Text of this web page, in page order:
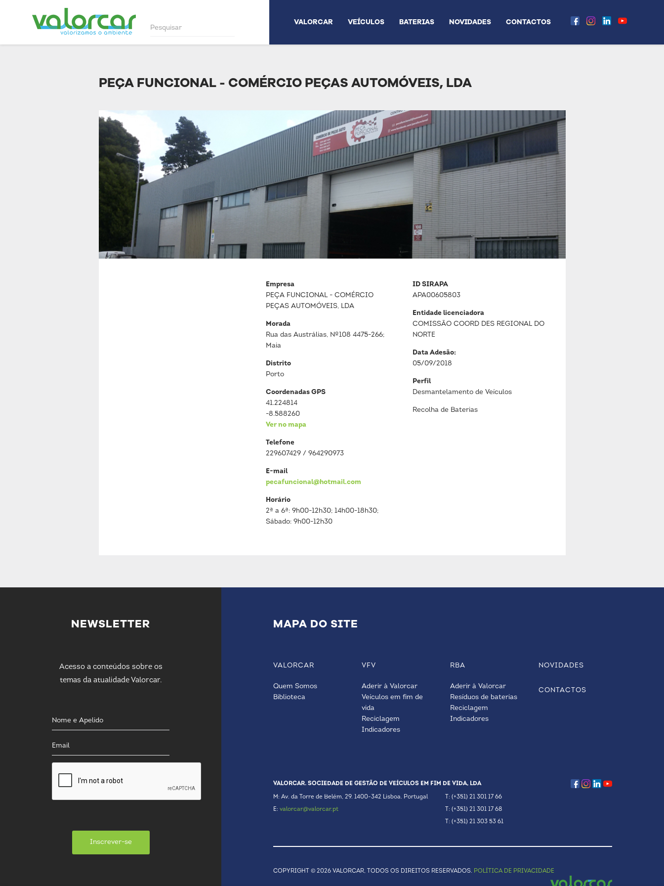
VALORCAR VEÍCULOS BATERIAS NOVIDADES CONTACTOS
PEÇA FUNCIONAL - COMÉRCIO PEÇAS AUTOMÓVEIS, LDA
Empresa
PEÇA FUNCIONAL - COMÉRCIO
PEÇAS AUTOMÓVEIS, LDA
Morada
Rua das Austrálias, Nº108 4475-266;
Maia
Distrito
Porto
Coordenadas GPS
41.224814
-8.588260
Ver no mapa
Telefone
229607429 / 964290973
E-mail
pecafuncional@hotmail.com
Horário
2ª a 6ª: 9h00-12h30; 14h00-18h30;
Sábado: 9h00-12h30
ID SIRAPA
APA00605803
Entidade licenciadora
COMISSÃO COORD DES REGIONAL DO
NORTE
Data Adesão:
05/09/2018
Perfil
Desmantelamento de Veículos
Recolha de Baterias
NEWSLETTER
Acesso a conteúdos sobre os
temas da atualidade Valorcar.
Inscrever-se
MAPA DO SITE
VALORCAR
Quem Somos
Biblioteca
VFV
Aderir à Valorcar
Veículos em fim de
vida
Reciclagem
Indicadores
RBA
Aderir à Valorcar
Resíduos de baterias
Reciclagem
Indicadores
NOVIDADES
CONTACTOS
VALORCAR. SOCIEDADE DE GESTÃO DE VEÍCULOS EM FIM DE VIDA, LDA
M: Av. da Torre de Belém, 29. 1400-342 Lisboa. Portugal
E: valorcar@valorcar.pt
T: (+351) 21 301 17 66
T: (+351) 21 301 17 68
T: (+351) 21 303 53 61
COPYRIGHT © 2026 VALORCAR, TODOS OS DIREITOS RESERVADOS. POLÍTICA DE PRIVACIDADE